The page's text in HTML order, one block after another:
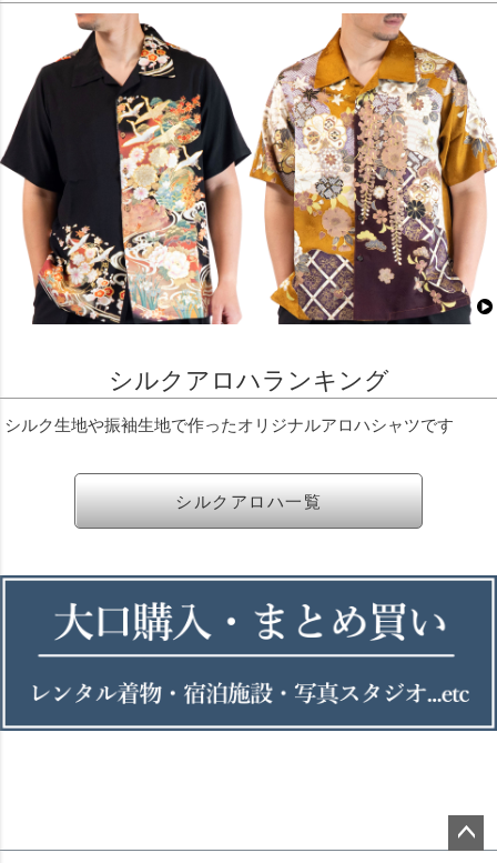
シルクアロハランキング
シルク生地や振袖生地で作ったオリジナルアロハシャツです
シルクアロハ一覧